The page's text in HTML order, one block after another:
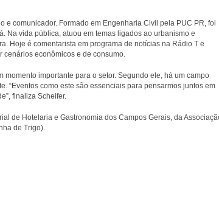
e comunicador. Formado em Engenharia Civil pela PUC PR, foi
Na vida pública, atuou em temas ligados ao urbanismo e
Hoje é comentarista em programa de notícias na Rádio T e
econômicos e de consumo.
importante para o setor. Segundo ele, há um campo
“Eventos como este são essenciais para pensarmos juntos em
finaliza Scheifer.
de Hotelaria e Gastronomia dos Campos Gerais, da
de Trigo).